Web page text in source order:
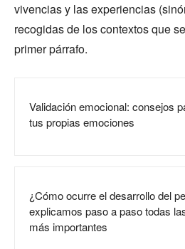
vivencias y las experiencias
recogidas de los contextos que
primer párrafo.
Validación emocional: consejos
tus propias emociones
¿Cómo ocurre el desarrollo del
explicamos paso a paso todas
más importantes